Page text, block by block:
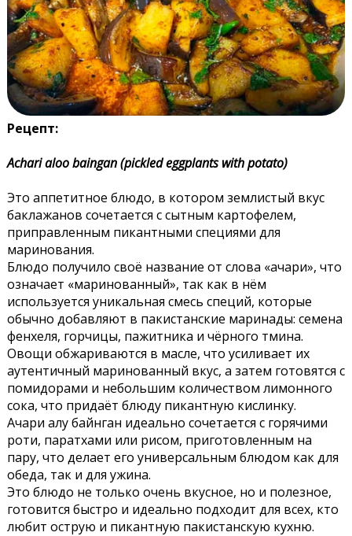
Рецепт:
Achari aloo baingan (pickled eggplants with potato)
Это аппетитное блюдо, в котором землистый вкус
баклажанов сочетается с сытным картофелем,
приправленным пикантными специями для
маринования.
Блюдо получило своё название от слова «ачари», что
означает «маринованный», так как в нём
используется уникальная смесь специй, которые
обычно добавляют в пакистанские маринады: семена
фенхеля, горчицы, пажитника и чёрного тмина.
Овощи обжариваются в масле, что усиливает их
аутентичный маринованный вкус, а затем готовятся с
помидорами и небольшим количеством лимонного
сока, что придаёт блюду пикантную кислинку.
Ачари алу байнган идеально сочетается с горячими
роти, паратхами или рисом, приготовленным на
пару, что делает его универсальным блюдом как для
обеда, так и для ужина.
Это блюдо не только очень вкусное, но и полезное,
готовится быстро и идеально подходит для всех, кто
любит острую и пикантную пакистанскую кухню.